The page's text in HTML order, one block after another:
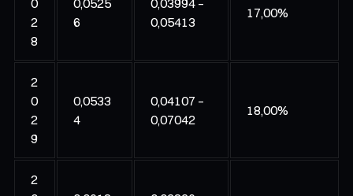
2
8
6
0,05413
17,00%
2
0
2
9
0,0533
4
0,04107 –
0,07042
18,00%
2